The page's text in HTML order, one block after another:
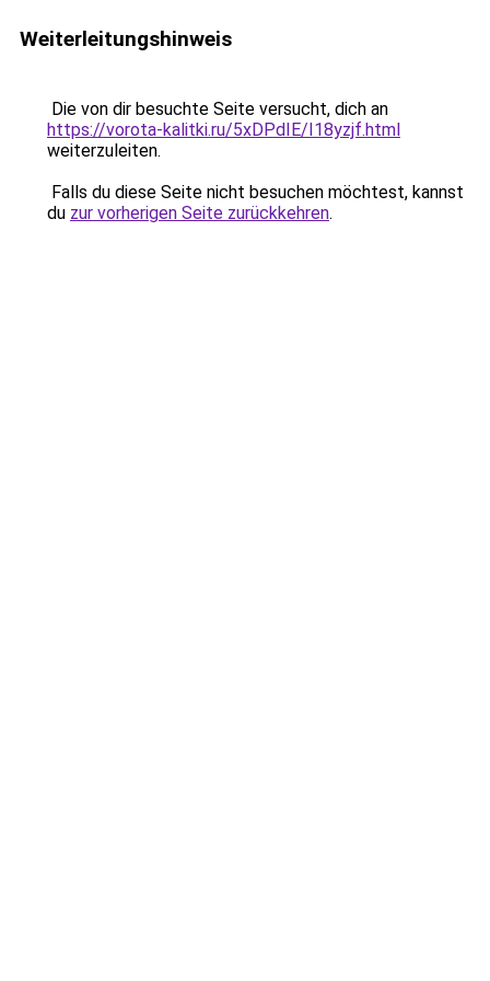
Weiterleitungshinweis
Die von dir besuchte Seite versucht, dich an
https://vorota-kalitki.ru/5xDPdIE/I18yzjf.html
weiterzuleiten.
Falls du diese Seite nicht besuchen möchtest, kannst
du zur vorherigen Seite zurückkehren.